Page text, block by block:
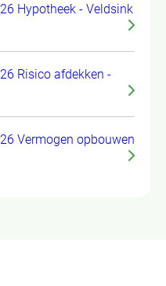
Hypotheek - Veldsink
Risico afdekken -
Vermogen opbouwen